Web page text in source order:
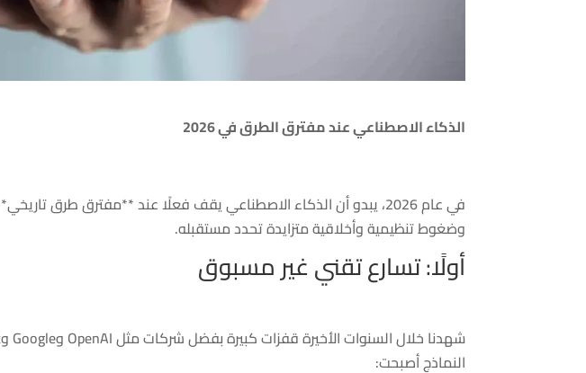
الذكاء الاصطناعي عند مفترق الطرق في 2026
في عام 2026، يبدو أن الذكاء الاصطناعي يقف فعلًا عند **مفترق طرق
وضغوط تنظيمية وأخلاقية متزايدة تحدد مستقبله.
أولًا: تسارع تقني غير مسبوق
شهدنا خلال السنوات الأخيرة قفزات كبيرة بفضل شركات مثل OpenAI وGoogle وMicrosoft.
النماذج أصبحت: